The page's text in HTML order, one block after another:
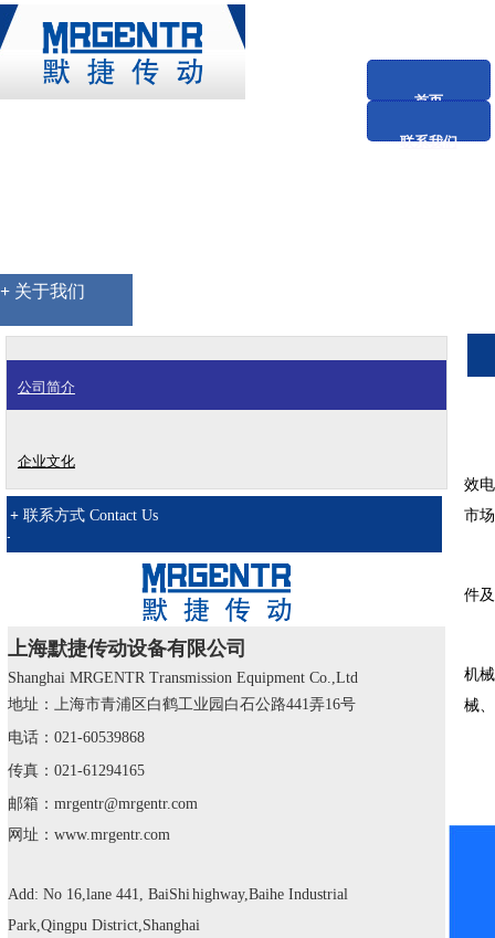
首页
联系我们
+ 关于我们
+ 联系方式 Contact Us
公司简介
企业文化
+
上海默捷传动设备有限公司
Shanghai MRGENTR Transmission Equipment Co.,Ltd
地址：上海市青浦区白鹤工业园 白石公路441 弄16号
电话： 021-60539868
传真： 021-61294165
邮箱： mrgentr@mrgentr.com
网址：www.mrgentr.com
Add: No 16,lane 441, BaiShi highway,Baihe Industrial
Park, Qingpu District,Shanghai
效
市
件及
机
械